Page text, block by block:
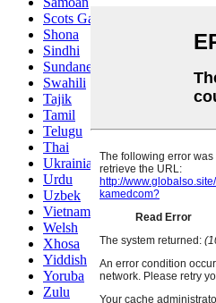
Scots Gaelic
Shona
Sindhi
Sundanese
Swahili
Tajik
Tamil
Telugu
Thai
Ukrainian
Urdu
Uzbek
Vietnamese
Welsh
Xhosa
Yiddish
Yoruba
Zulu